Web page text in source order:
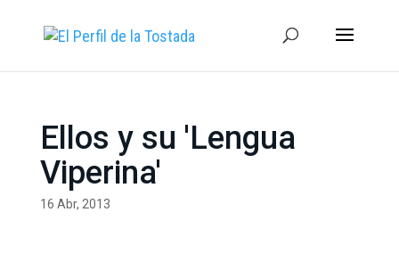
Ellos y su 'Lengua
Viperina'
16 Abr, 2013